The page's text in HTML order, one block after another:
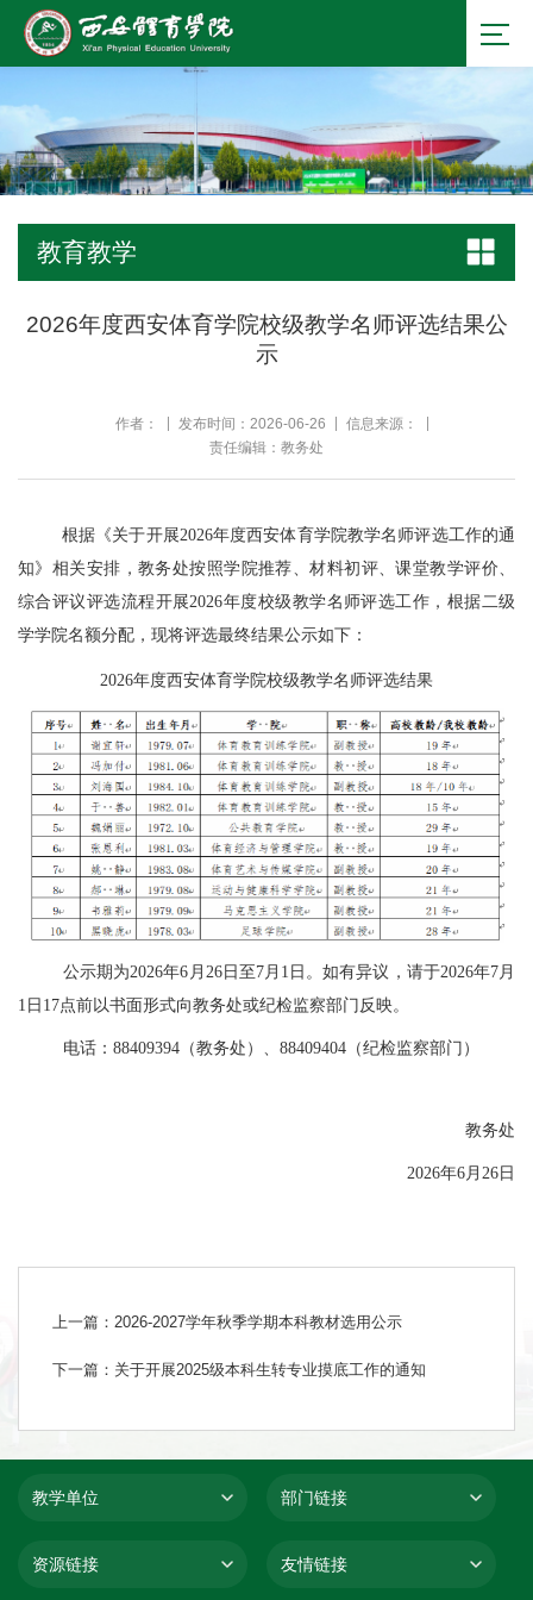
教育教学
2026年度西安体育学院校级教学名师评选结果公
示
作者： 发布时间：2026-06-26
信息来源：
责任编辑：教务处
根据《关于开展2026年度西安体育学院教学名师评选工作的通
知》相关安排，教务处按照学院推荐、材料初评、课堂教学评价、
综合评议评选流程开展2026年度校级教学名师评选工作，根据二级
学学院名额分配，现将评选最终结果公示如下 ：
2026年度西安体育学院校级教学名师评选结果
公示期为2026年6月26日至7月1 日。如有异议，请于2026年7月
1 日17点前以书面形式向教务处或纪检监察部门反映。
电话：88409394（教务处）、88409404（纪检监察部门）
教务处
2026年6月26日
上一篇：2026-2027学年秋季学期本科教材选用公示
下一篇：关于开展2025级本科生转专业摸底工作的通知
教学单位 部门链接
资源链接 友情链接